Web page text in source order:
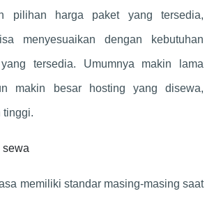
pilihan harga paket yang tersedia,
menyesuaikan dengan kebutuhan
tersedia. Umumnya makin lama
makin besar hosting yang disewa,
tinggi.
sewa
memiliki standar masing-masing saat